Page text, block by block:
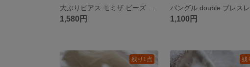
1,580円 1,100円
残り1点 残